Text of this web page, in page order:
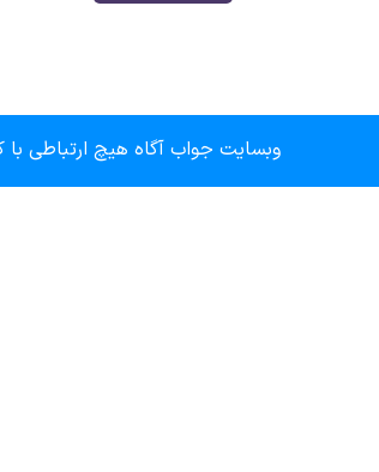
وبسایت جواب آگاه هیچ ارتباطی با